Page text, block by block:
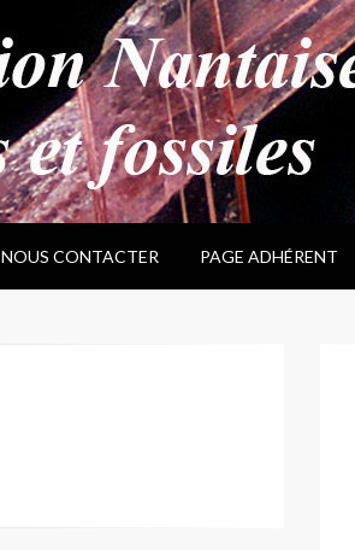
NOUS CONTACTER PAGE ADHÉRENT